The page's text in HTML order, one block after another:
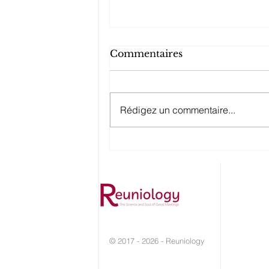
Commentaires
Rédigez un commentaire...
© 2017 - 2026 - Reuniology